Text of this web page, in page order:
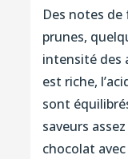
Des notes de
prunes,
intensité des
est riche,
sont
saveurs
chocolat